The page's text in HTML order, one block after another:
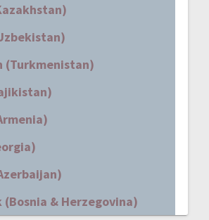
(Turkmenistan)
(Bosnia & Herzegovina)